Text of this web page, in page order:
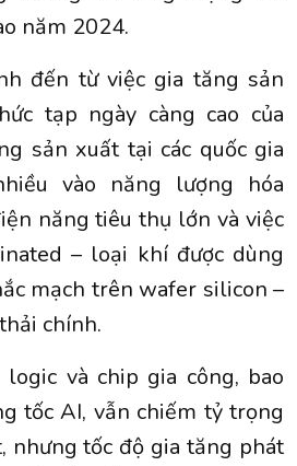
năm 2024.
đến từ việc gia tăng sản
tạp ngày càng cao của
sản xuất tại các quốc gia
vào năng lượng hóa
năng tiêu thụ lớn và việc
– loại khí được dùng
mạch trên wafer silicon –
chính.
và chip gia công, bao
tốc AI, vẫn chiếm tỷ trọng
nhưng tốc độ gia tăng phát